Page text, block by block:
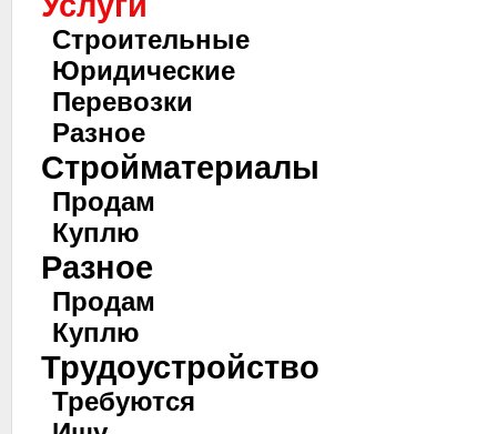
Строительные
Юридические
Перевозки
Разное
Стройматериалы
Продам
Куплю
Разное
Продам
Куплю
Трудоустройство
Требуются